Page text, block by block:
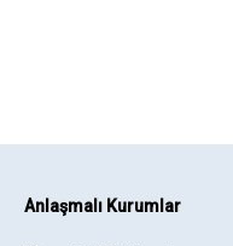
Anlaşmalı Kurumlar